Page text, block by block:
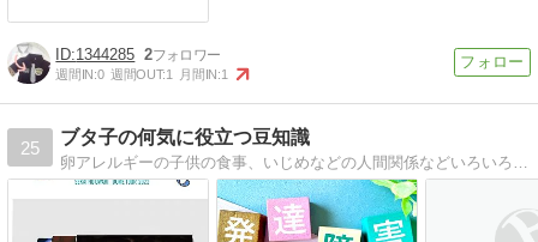
1344285 2
週間IN:0 週間OUT:1 月間IN:1
25
ブタ子の何気に役立つ豆知識